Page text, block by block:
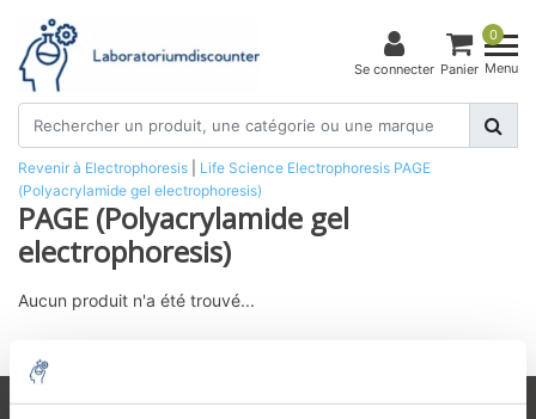
Se connecter
0
Panier Menu
Revenir à Electrophoresis Life Science Electrophoresis PAGE
(Polyacrylamide gel electrophoresis)
PAGE (Polyacrylamide gel
electrophoresis)
Aucun produit n'a été trouvé...